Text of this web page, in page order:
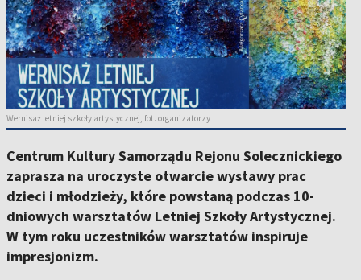
Wernisaż letniej szkoły artystycznej, fot. organizatorzy
Centrum Kultury Samorządu Rejonu Solecznickiego
zaprasza na uroczyste otwarcie wystawy prac
dzieci i młodzieży, które powstaną podczas 10-
dniowych warsztatów Letniej Szkoły Artystycznej.
W tym roku uczestników warsztatów inspiruje
impresjonizm.